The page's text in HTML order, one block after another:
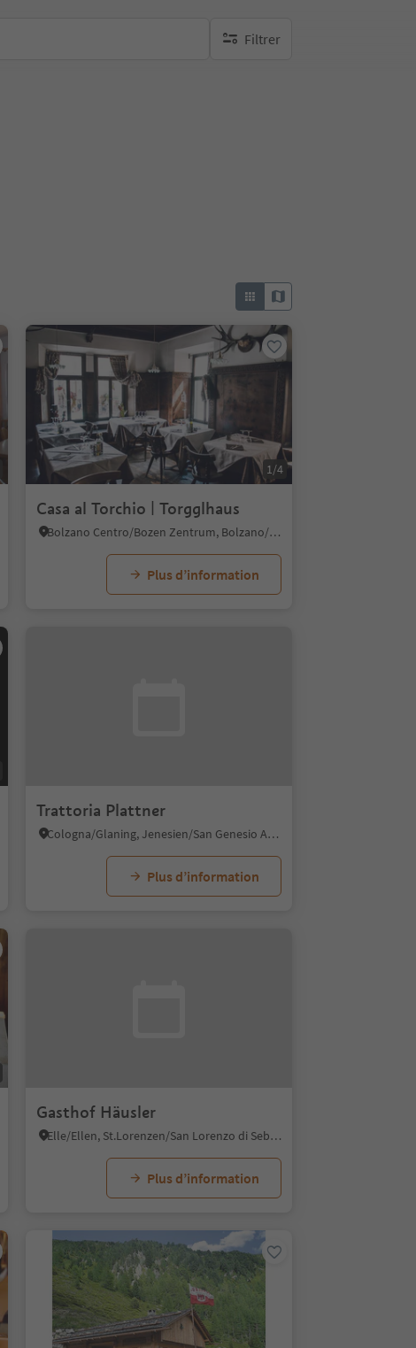
Filtrer
aucun filtre actif
1/4
Casa al Torchio | Torgglhaus
Bolzano Centro/Bozen Zentrum, Bolzano/Bozen, Bolzano/Bozen and environs
Plus d’information
Trattoria Plattner
Cologna/Glaning, Jenesien/San Genesio Atesino, Bolzano/Bozen and environs
Plus d’information
Gasthof Häusler
Elle/Ellen, St.Lorenzen/San Lorenzo di Sebato, Dolomites Region Kronplatz/Plan de Corones
Plus d’information